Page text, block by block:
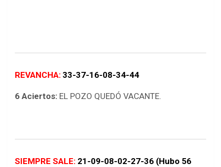
REVANCHA: 33-37-16-08-34-44
6 Aciertos: EL POZO QUEDÓ VACANTE.
SIEMPRE SALE: 21-09-08-02-27-36 (Hubo 56